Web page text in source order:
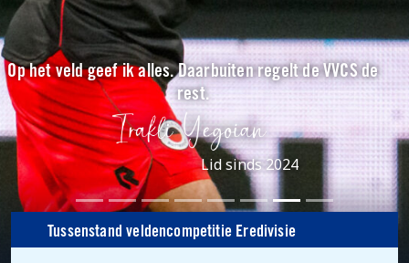
Op het veld geef ik alles. Daarbuiten regelt de VVCS de
rest.
Lid sinds 2024
Tussenstand veldencompetitie Eredivisie